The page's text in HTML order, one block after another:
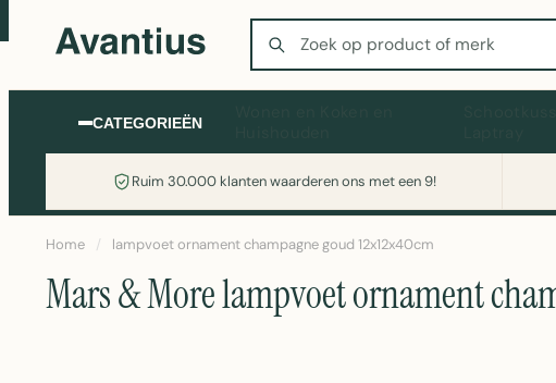
Zoeken
CATEGORIEËN
Ruim 30.000 klanten waarderen ons met een 9!
Home / lampvoet ornament champagne goud 12x12x40cm
Mars & More lampvoet ornament